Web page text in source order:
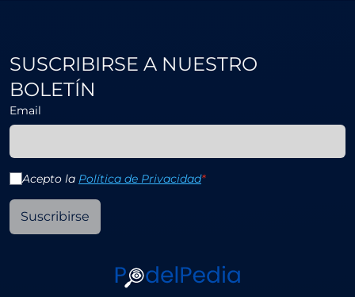
SUSCRIBIRSE A NUESTRO
BOLETÍN
Email
Acepto la Política de Privacidad*
Suscribirse